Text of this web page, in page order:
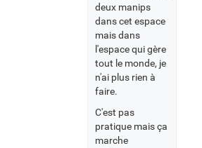
deux manips
dans cet espace
mais dans
l'espace qui gère
tout le monde, je
n'ai plus rien à
faire.
C'est pas
pratique mais ça
marche